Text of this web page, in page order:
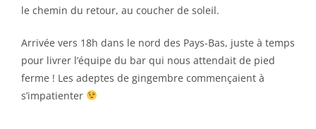
le chemin du retour, au coucher de soleil.
Arrivée vers 18h dans le nord des Pays-Bas, juste à temps
pour livrer l’équipe du bar qui nous attendait de pied
ferme ! Les adeptes de gingembre commençaient à
s’impatienter